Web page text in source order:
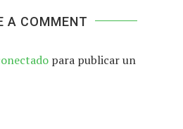
A COMMENT
para publicar un